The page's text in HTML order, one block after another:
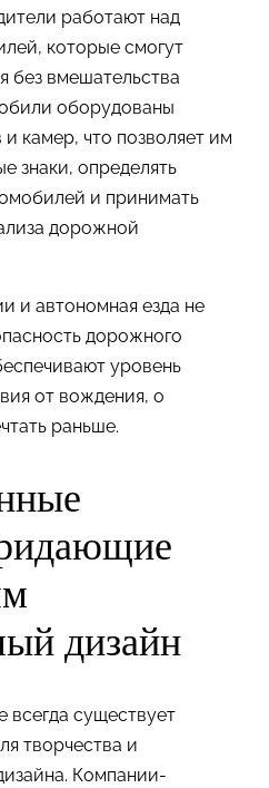
работают над
которые смогут
без вмешательства
оборудованы
камер, что позволяет им
знаки, определять
и принимать
дорожной
и автономная езда не
дорожного
уровень
от вождения, о
раньше.
дизайн
существует
творчества и
Компании-